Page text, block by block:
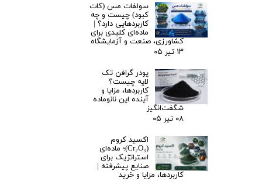
سولفات مس (کات
کبود) چیست و چه
کاربردهایی دارد؟ |
ماده‌ای کلیدی برای
کشاورزی، صنعت و آزمایشگاه
۱۳ تیر ۰۵
پودر گرافن تک
لایه چیست؟
کاربردها، مزایا و
آینده این نانوماده
شگفت‌انگیز
۰۸ تیر ۰۵
اکسید کروم
(Cr₂O₃)؛ ماده‌ای
استراتژیک برای
صنایع پیشرفته |
کاربردها، مزایا و خرید